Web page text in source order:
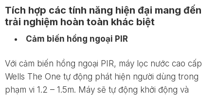
Tích hợp các tính năng hiện đại mang đến
trải nghiệm hoàn toàn khác biệt
Cảm biến hồng ngoại PIR
Với cảm biến hồng ngoại PIR, máy lọc nước cao cấp
Wells The One tự động phát hiện người dùng trong
phạm vi 1.2 – 1.5m. Máy sẽ tự động khởi động và